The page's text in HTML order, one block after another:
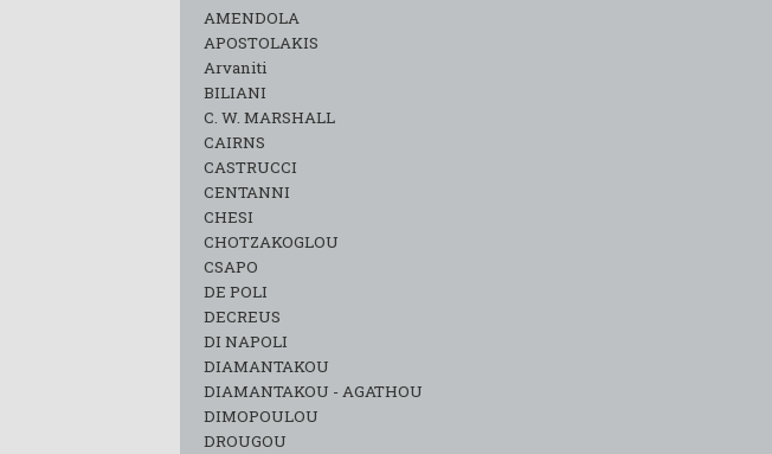
AMENDOLA
APOSTOLAKIS
Arvaniti
BILIANI
C. W. MARSHALL
CAIRNS
CASTRUCCI
CENTANNI
CHESI
CHOTZAKOGLOU
CSAPO
DE POLI
DECREUS
DI NAPOLI
DIAMANTAKOU
DIAMANTAKOU - AGATHOU
DIMOPOULOU
DROUGOU